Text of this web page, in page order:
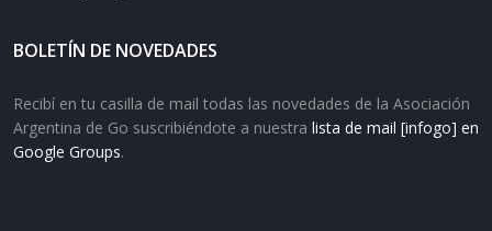
BOLETÍN DE NOVEDADES
Recibí en tu casilla de mail todas las novedades de la Asociación
Argentina de Go suscribiéndote a nuestra lista de mail [infogo] en
Google Groups.